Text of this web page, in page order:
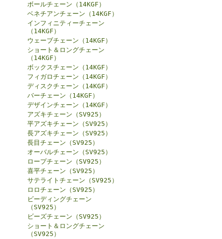
ボールチェーン（14KGF）
ベネチアンチェーン（14KGF）
インフィニティーチェーン
（14KGF）
ウェーブチェーン（14KGF）
ショート＆ロングチェーン
（14KGF）
ボックスチェーン（14KGF）
フィガロチェーン（14KGF）
ディスクチェーン（14KGF）
バーチェーン（14KGF）
デザインチェーン（14KGF）
アズキチェーン（SV925）
平アズキチェーン（SV925）
長アズキチェーン（SV925）
長目チェーン（SV925）
オーバルチェーン（SV925）
ロープチェーン（SV925）
喜平チェーン（SV925）
サテライトチェーン（SV925）
ロロチェーン（SV925）
ビーディングチェーン
（SV925）
ビーズチェーン（SV925）
ショート＆ロングチェーン
（SV925）